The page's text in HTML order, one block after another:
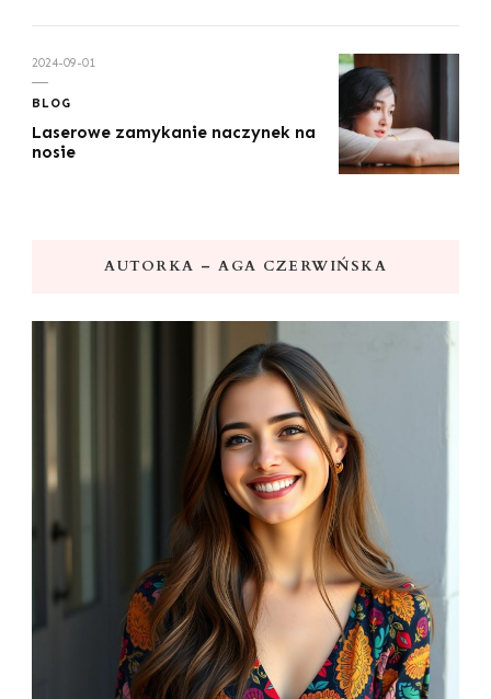
2024-09-01
BLOG
Laserowe zamykanie naczynek na
nosie
AUTORKA – AGA CZERWIŃSKA